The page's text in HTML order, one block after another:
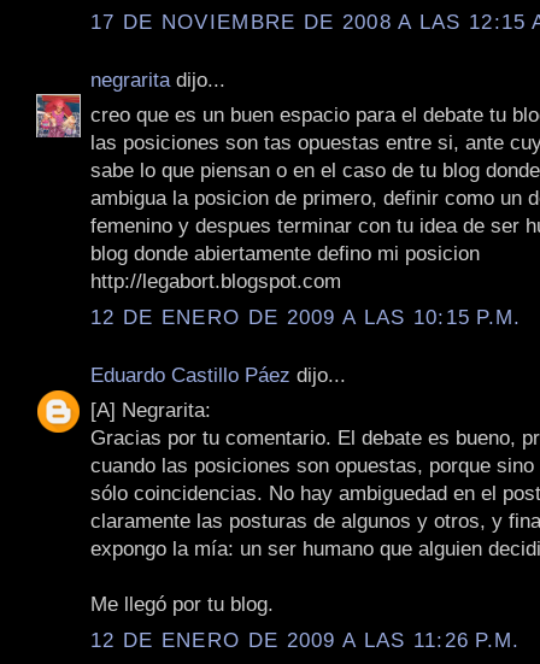
17 DE NOVIEMBRE DE 2008 A LAS 12:15
negrarita dijo...
creo que es un buen espacio para el debate tu
las posiciones son tas opuestas entre si, ante
sabe lo que piensan o en el caso de tu blog
ambigua la posicion de primero, definir como un
femenino y despues terminar con tu idea de ser
blog donde abiertamente defino mi posicion
http://legabort.blogspot.com
12 DE ENERO DE 2009 A LAS 10:15 P.M.
Eduardo Castillo Páez dijo...
[A] Negrarita:
Gracias por tu comentario. El debate es bueno,
cuando las posiciones son opuestas, porque
sólo coincidencias. No hay ambiguedad en el
claramente las posturas de algunos y otros, y
expongo la mía: un ser humano que alguien
Me llegó por tu blog.
12 DE ENERO DE 2009 A LAS 11:26 P.M.